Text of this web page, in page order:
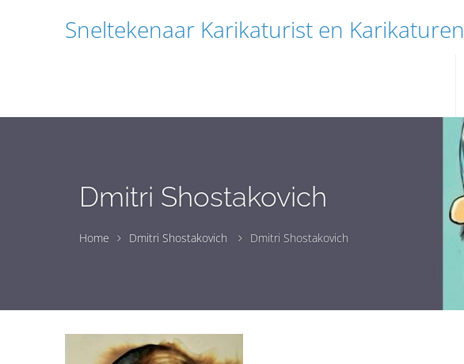
Sneltekenaar Karikaturist en Karikaturen
Dmitri Shostakovich
Home Dmitri Shostakovich Dmitri Shostakovich